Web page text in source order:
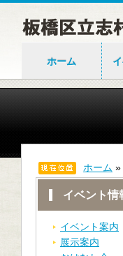
ホーム
ホーム »
イベント情
イベント案内
展示案内